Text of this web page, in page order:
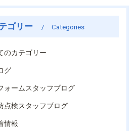
ゴリー Categories
のカテゴリー
グ
ォームスタッフブログ
点検スタッフブログ
情報